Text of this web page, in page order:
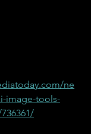
ne
image-tools-